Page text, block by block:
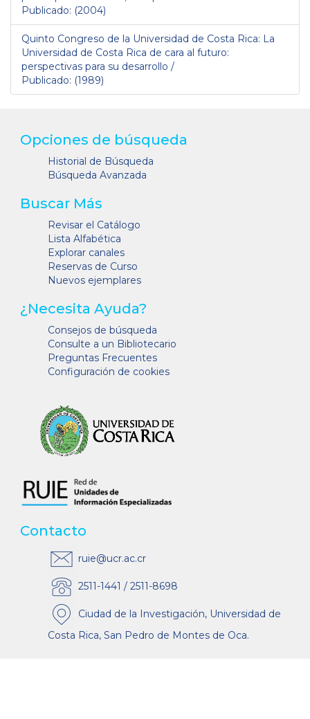
Publicado: (2004)
Quinto Congreso de la Universidad de Costa Rica: La
Universidad de Costa Rica de cara al futuro:
perspectivas para su desarrollo /
Publicado: (1989)
Opciones de búsqueda
Historial de Búsqueda
Búsqueda Avanzada
Buscar Más
Revisar el Catálogo
Lista Alfabética
Explorar canales
Reservas de Curso
Nuevos ejemplares
¿Necesita Ayuda?
Consejos de búsqueda
Consulte a un Bibliotecario
Preguntas Frecuentes
Configuración de cookies
Contacto
ruie@ucr.ac.cr
2511-1441 / 2511-8698
Ciudad de la Investigación, Universidad de
Costa Rica, San Pedro de Montes de Oca.